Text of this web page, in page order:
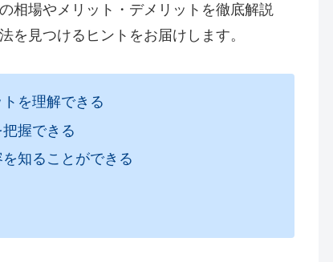
相場やメリット・デメリットを徹底解説
を見つけるヒントをお届けします。
を理解できる
握できる
知ることができる